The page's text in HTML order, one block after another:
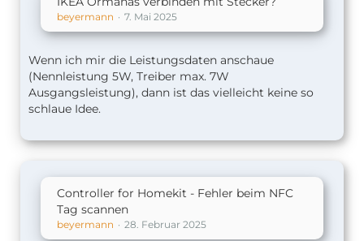
beyermann 7. Mai 2025
Wenn ich mir die Leistungsdaten anschaue
(Nennleistung 5W, Treiber max. 7W
Ausgangsleistung), dann ist das vielleicht keine so
schlaue Idee.
Controller for Homekit - Fehler beim NFC
Tag scannen
beyermann 28. Februar 2025